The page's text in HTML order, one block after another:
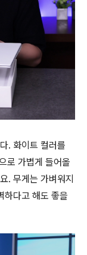
. 화이트 컬러를
로 가볍게 들어올
. 무게는 가벼워지
하다고 해도 좋을